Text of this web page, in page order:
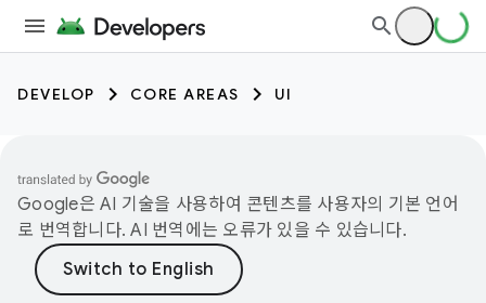
DEVELOP CORE AREAS UI
Google은 AI 기술을 사용하여 콘텐츠를 사용자의 기본 언어
로 번역합니다. AI 번역에는 오류가 있을 수 있습니다.